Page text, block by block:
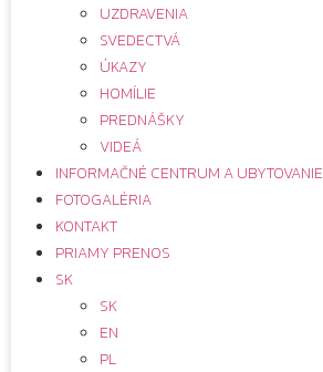
UZDRAVENIA
SVEDECTVÁ
ÚKAZY
HOMÍLIE
PREDNÁŠKY
VIDEÁ
INFORMAČNÉ CENTRUM A UBYTOVANIE
FOTOGALÉRIA
KONTAKT
PRIAMY PRENOS
SK
SK
EN
PL